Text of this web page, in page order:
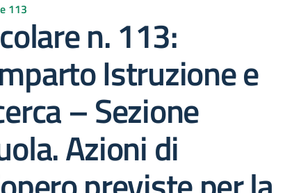
113
n. 113:
Istruzione e
– Sezione
Azioni di